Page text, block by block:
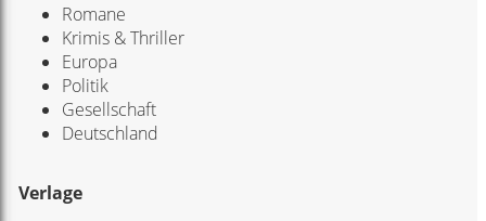
Romane
Krimis & Thriller
Europa
Politik
Gesellschaft
Deutschland
Verlage